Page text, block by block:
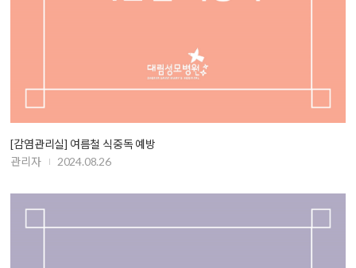
[감염관리실] 여름철 식중독 예방
관리자
2024.08.26